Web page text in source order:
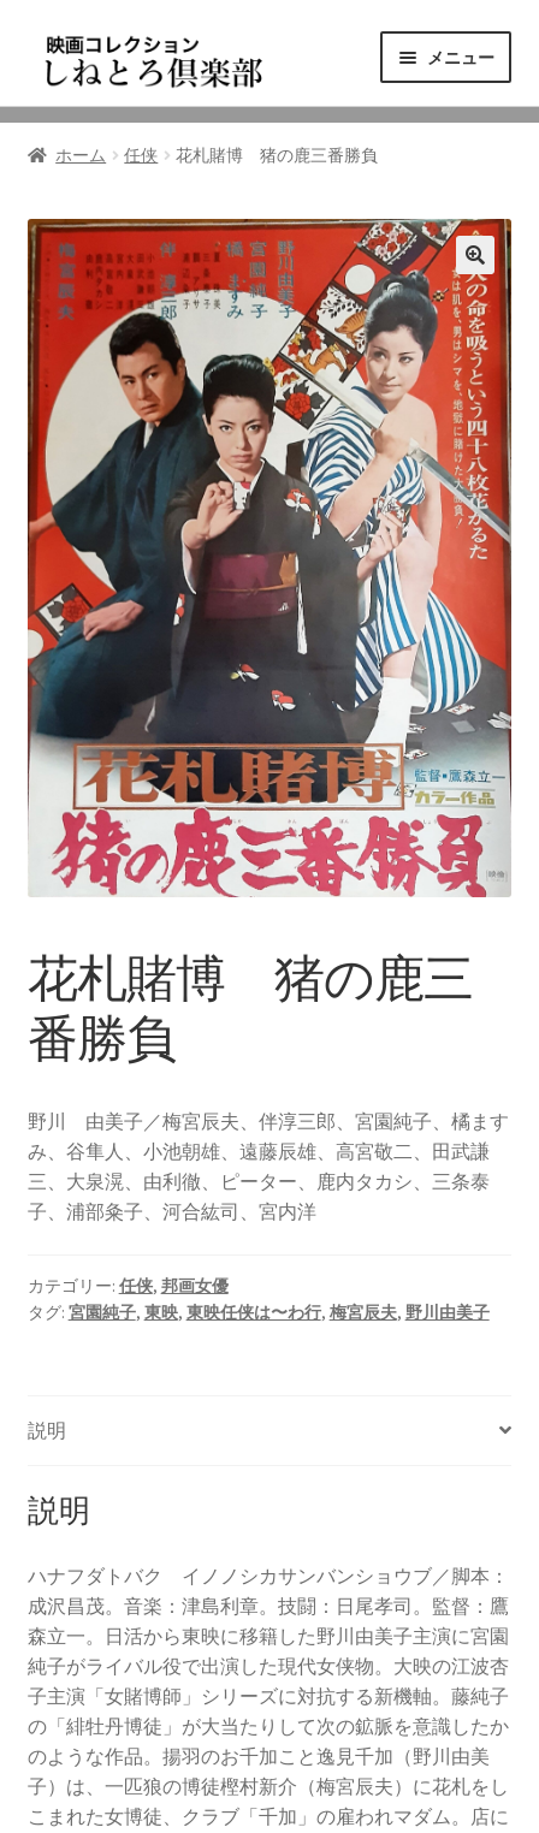
ゲ
シ
ン
へ
ス
キ
ッ
テ
ツ
ス
キ
ッ
プ
メニュー
ニュース
東三河の映画館
しねとろ倶楽部について
リンクの旅
ホーム 任侠 花札賭博 猪の鹿三番勝負
花札賭博 猪の鹿三
番勝負
野川 由美子／梅宮辰夫、伴淳三郎、宮園純子、橘ます
み、谷隼人、小池朝雄、遠藤辰雄、高宮敬二、田武謙
三、大泉滉、由利徹、ピーター、鹿内タカシ、三条泰
子、浦部粂子、河合紘司、宮内洋
カテゴリー: 任侠, 邦画女優
タグ: 宮園純子, 東映, 東映任侠は〜わ行, 梅宮辰夫, 野川由美子
説明
説明
ハナフダトバク イノノシカサンバンショウブ／脚本：
成沢昌茂。音楽：津島利章。技闘：日尾孝司。監督：鷹
森立一。日活から東映に移籍した野川由美子主演に宮園
純子がライバル役で出演した現代女侠物。大映の江波杏
子主演「女賭博師」シリーズに対抗する新機軸。藤純子
の「緋牡丹博徒」が大当たりして次の鉱脈を意識したか
のような作品。揚羽のお千加こと逸見千加（野川由美
子）は、一匹狼の博徒樫村新介（梅宮辰夫）に花札をし
こまれた女博徒、クラブ「千加」の雇われマダム。店に